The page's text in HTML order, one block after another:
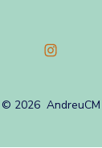
Open
in
© 2026 AndreuCM